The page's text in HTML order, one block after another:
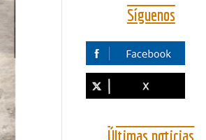
Síguenos
Últimas noticias